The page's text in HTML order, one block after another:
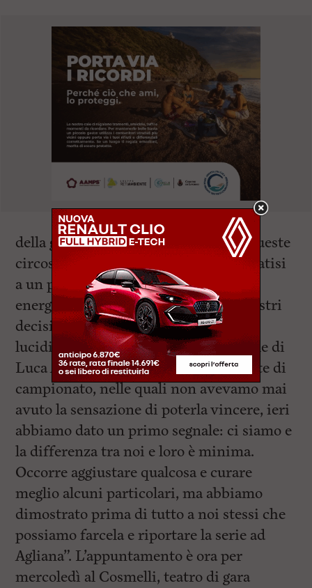
della gara. E, come spesso accade in queste
circostanze, sono gli avversari — salvatisi
a un passo dal baratro — a trovare le
energie necessarie per piazzare i canestri
decisivi, facendo valere esperienza e
lucidità nei momenti chiave. Le parole di
Luca Angella: “Rispetto alle due partite di
campionato, nelle quali non avevamo mai
avuto la sensazione di poterla vincere, ieri
abbiamo dato un primo segnale: ci siamo e
la differenza tra noi e loro è minima.
Occorre aggiustare qualcosa e curare
meglio alcuni particolari, ma abbiamo
dimostrato prima di tutto a noi stessi che
possiamo farcela e riportare la serie ad
Agliana”. L’appuntamento è ora per
mercoledì al Cosmelli, teatro di gara